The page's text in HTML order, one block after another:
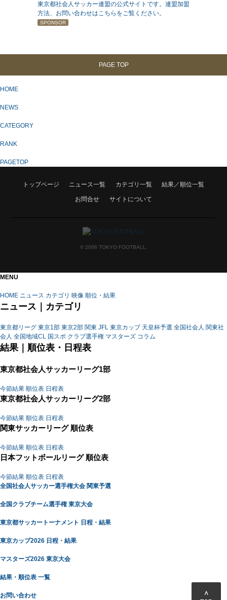
東京都社会人サッカー連盟の公式サイトです。連盟加盟
方法、お問い合わせはこちらをご覧ください。
SPONSOR
∧
PAGE TOP
HOME
NEWS
CATEGORY
RANK
PAGETOP
トップページ ニュース一覧 カテゴリ一覧 結果／順位一覧
お問合せ サイトについて
© 2006 TOKYO FOOTBALL.
MENU
HOME ニュース カテゴリ 映像 順位・結果
ニュース｜カテゴリ
東京都リーグ 東京1部 東京2部 関東 JFL 東京カップ 天皇杯予選 全国社会人 関東社
会人 全国地域CL 国スポ クラブ選手権 マスターズ コラム
結果｜順位表・日程表
東京都社会人サッカーリーグ1部
今節結果 順位表 日程表
東京都社会人サッカーリーグ2部
今節結果 順位表 日程表
関東サッカーリーグ 順位表
今節結果 順位表 日程表
日本フットボールリーグ 順位表
今節結果 順位表 日程表
全国社会人サッカー選手権大会 関東予選
全国クラブチーム選手権 東京大会
東京都サッカートーナメント 日程・結果
東京カップ2026 日程・結果
マスターズ2026 東京大会
結果・順位表 一覧
お問い合わせ